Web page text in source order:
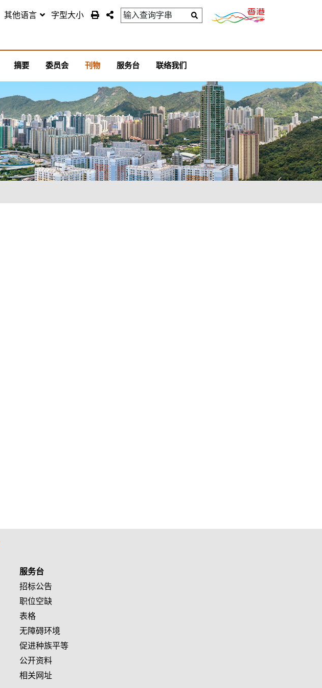
其他语言 字型大小
摘要 委员会 刊物 服务台 联络我们
服务台
招标公告
职位空缺
表格
无障碍环境
促进种族平等
公开资料
相关网址